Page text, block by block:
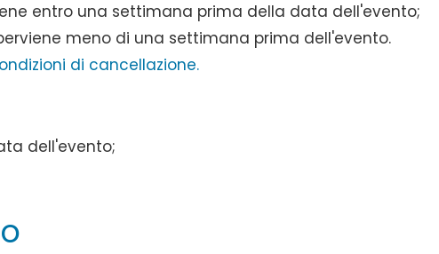
entro una settimana prima della data dell'evento;
meno di una settimana prima dell'evento.
di cancellazione.
dell'evento;